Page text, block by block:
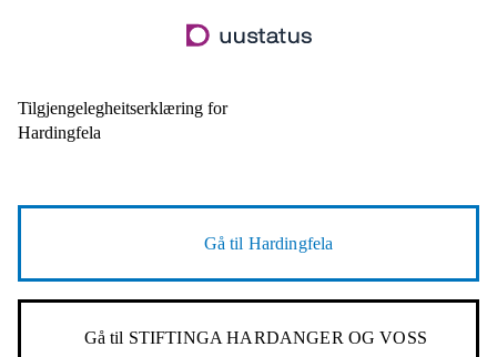
til
Tilgjengelegheitserklæring for
Hardingfela
Gå til Hardingfela
Gå til STIFTINGA HARDANGER OG VOSS